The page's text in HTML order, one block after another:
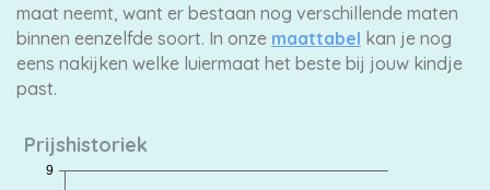
maat neemt, want er bestaan nog verschillende maten
binnen eenzelfde soort. In onze maattabel kan je nog
eens nakijken welke luiermaat het beste bij jouw kindje
past.
Prijshistoriek